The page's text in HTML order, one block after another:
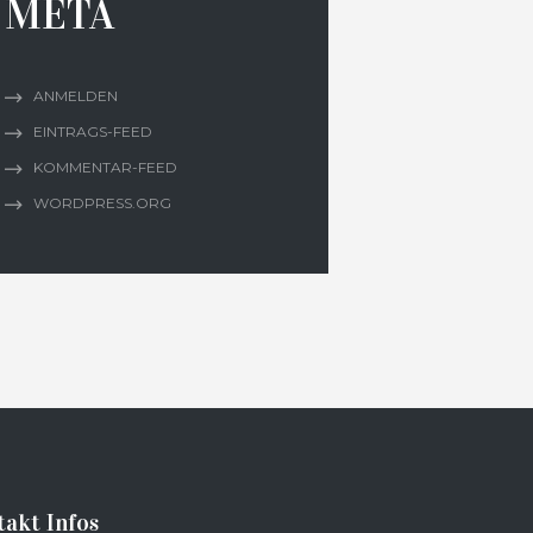
META
ANMELDEN
EINTRAGS-FEED
KOMMENTAR-FEED
WORDPRESS.ORG
Infos